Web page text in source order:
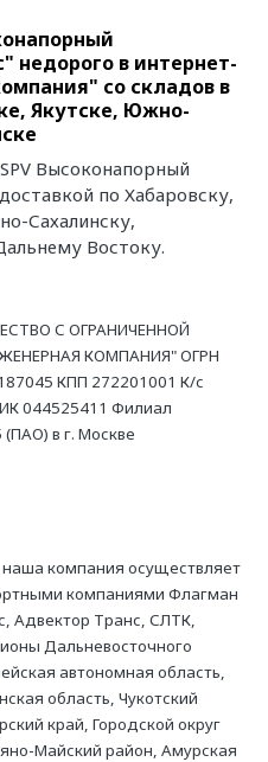
недорого в интернет-
со складов в
Якутске, Южно-
Высоконапорный
по Хабаровску,
Сахалинску,
Востоку.
С ОГРАНИЧЕННОЙ
КОМПАНИЯ" ОГРН
КПП 272201001 К/с
044525411 Филиал
в г. Москве
компания осуществляет
компаниями Флагман
Адвектор Транс, СЛТК,
Дальневосточного
автономная область,
область, Чукотский
край, Городской округ
Майский район, Амурская